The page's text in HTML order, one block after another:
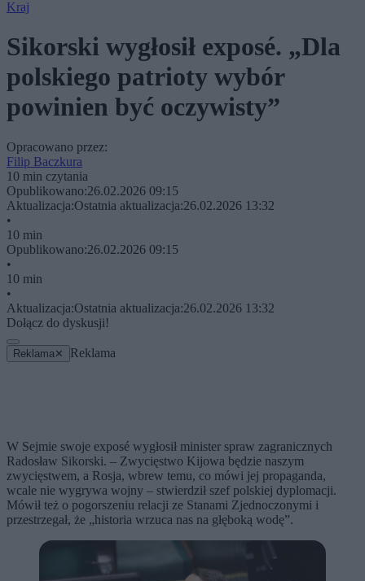
Kraj
Sikorski wygłosił exposé. „Dla
polskiego patrioty wybór
powinien być oczywisty”
Opracowano przez:
Filip Baczkura
10 min czytania
Opublikowano:26.02.2026 09:15
Aktualizacja:Ostatnia aktualizacja:26.02.2026 13:32
•
10 min
Opublikowano:26.02.2026 09:15
•
10 min
•
Aktualizacja:Ostatnia aktualizacja:26.02.2026 13:32
Dołącz do dyskusji!
Reklama ✕ Reklama
W Sejmie swoje exposé wygłosił minister spraw zagranicznych
Radosław Sikorski. – Zwycięstwo Kijowa będzie naszym
zwycięstwem, a Rosja, wbrew temu, co mówi jej propaganda,
wcale nie wygrywa wojny – stwierdził szef polskiej dyplomacji.
Mówił też o pogorszeniu relacji ze Stanami Zjednoczonymi i
przestrzegał, że „historia wrzuca nas na głęboką wodę”.